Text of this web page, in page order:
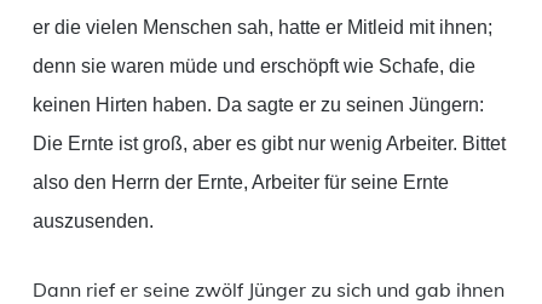
er die vielen Menschen sah, hatte er Mitleid mit ihnen;
denn sie waren müde und erschöpft wie Schafe, die
keinen Hirten haben. Da sagte er zu seinen Jüngern:
Die Ernte ist groß, aber es gibt nur wenig Arbeiter. Bittet
also den Herrn der Ernte, Arbeiter für seine Ernte
auszusenden.
Dann rief er seine zwölf Jünger zu sich und gab ihnen